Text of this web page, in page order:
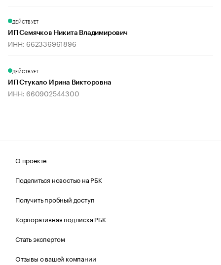
ДЕЙСТВУЕТ
ИП Семячков Никита Владимирович
ИНН: 662336961896
ДЕЙСТВУЕТ
ИП Стукало Ирина Викторовна
ИНН: 660902544300
О проекте
Поделиться новостью на РБК
Получить пробный доступ
Корпоративная подписка РБК
Стать экспертом
Отзывы о вашей компании